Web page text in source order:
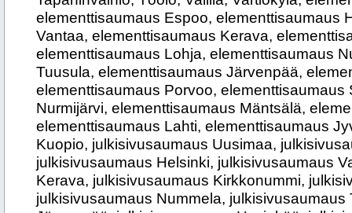
elementtisaumaus Espoo, elementtisaumaus
Vantaa, elementtisaumaus Kerava,
elementtisaumaus Lohja, elementtisaumaus
Tuusula, elementtisaumaus Järvenpää,
elementtisaumaus Porvoo, elementtisaumaus
Nurmijärvi, elementtisaumaus Mäntsälä,
elementtisaumaus Lahti, elementtisaumaus
Kuopio, julkisivusaumaus Uusimaa,
julkisivusaumaus Helsinki, julkisivusaumaus
Kerava, julkisivusaumaus Kirkkonummi,
julkisivusaumaus Nummela,